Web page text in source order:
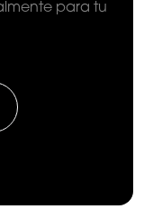
para tu